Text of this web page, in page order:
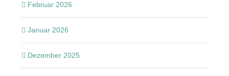
Februar 2026
Januar 2026
Dezember 2025